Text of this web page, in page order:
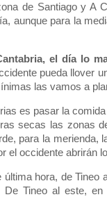
de Santiago y A
aunque para la
el día lo
pueda llover
las vamos a
es pasar la
secas las zonas
para la merienda,
el occidente abrirán
última hora, de
De Tineo al este,